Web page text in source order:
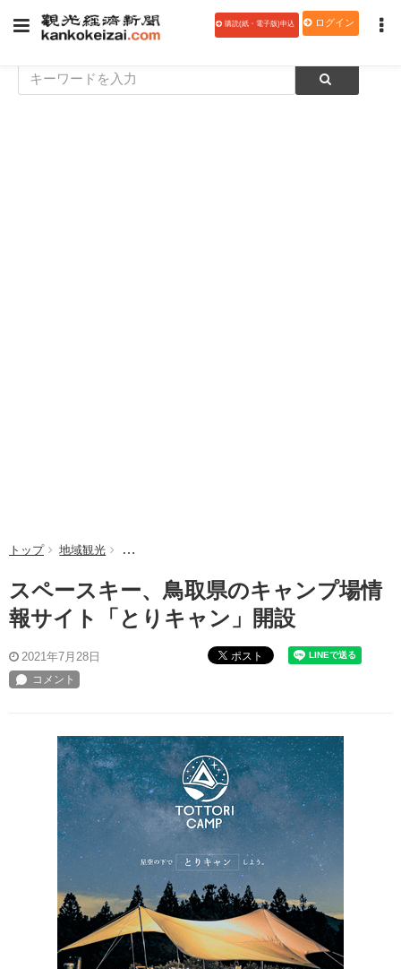
購読(紙・電子版)申込 ログイン
トップ 地域観光 スペースキー、鳥取県のキャンプ場情報サイト「と
スペースキー、鳥取県のキャンプ場情
報サイト「とりキャン」開設
2021年7月28日 ポスト